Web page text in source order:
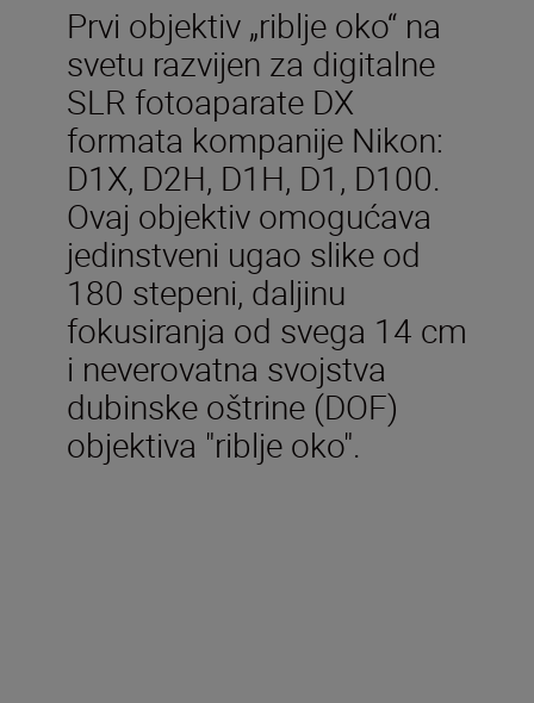
Prvi objektiv „riblje oko“ na
svetu razvijen za digitalne
SLR fotoaparate DX
formata kompanije Nikon:
D1X, D2H, D1H, D1, D100.
Ovaj objektiv omogućava
jedinstveni ugao slike od
180 stepeni, daljinu
fokusiranja od svega 14 cm
i neverovatna svojstva
dubinske oštrine (DOF)
objektiva "riblje oko".